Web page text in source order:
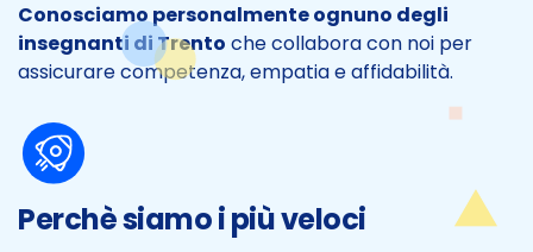
Conosciamo personalmente ognuno degli
insegnanti di Trento che collabora con noi per
assicurare competenza, empatia e affidabilità.
Perchè siamo i più veloci